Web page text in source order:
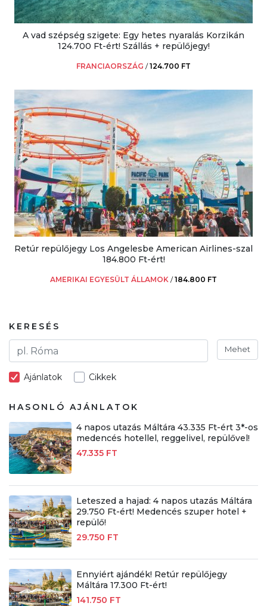
A vad szépség szigete: Egy hetes nyaralás Korzikán
124.700 Ft-ért! Szállás + repülőjegy!
FRANCIAORSZÁG /124.700 FT
Retúr repülőjegy Los Angelesbe American Airlines-szal
184.800 Ft-ért!
AMERIKAI EGYESÜLT ÁLLAMOK /184.800 FT
KERESÉS
Mehet
Ajánlatok Cikkek
HASONLÓ AJÁNLATOK
4 napos utazás Máltára 43.335 Ft-ért 3*-os
medencés hotellel, reggelivel, repülővel!
47.335 FT
Leteszed a hajad: 4 napos utazás Máltára
29.750 Ft-ért! Medencés szuper hotel +
repülő!
29.750 FT
Ennyiért ajándék! Retúr repülőjegy
Máltára 17.300 Ft-ért!
141.750 FT